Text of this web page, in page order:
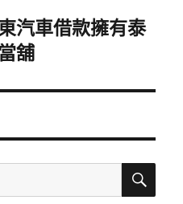
汽車借款擁有泰
舖
搜